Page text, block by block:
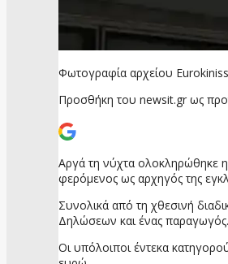
Φωτογραφία αρχείου
Προσθήκη του newsit.gr ως
Αργά τη νύχτα ολοκληρώθηκε
φερόμενος ως αρχηγός της
Συνολικά από τη χθεσινή
Δηλώσεων και ένας παραγωγός.
Οι υπόλοιποι έντεκα